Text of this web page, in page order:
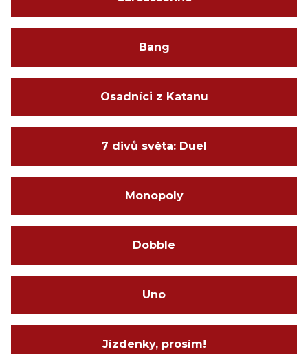
Bang
Osadníci z Katanu
7 divů světa: Duel
Monopoly
Dobble
Uno
Jízdenky, prosím!